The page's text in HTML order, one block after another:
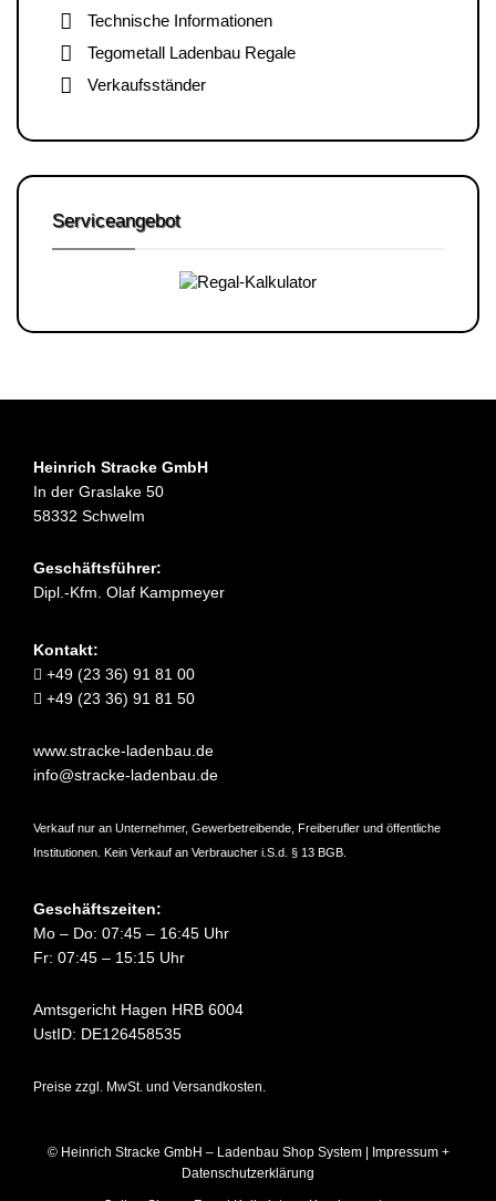
Technische Informationen
Tegometall Ladenbau Regale
Verkaufsständer
Serviceangebot
Heinrich Stracke GmbH
In der Graslake 50
58332 Schwelm
Geschäftsführer:
Dipl.-Kfm. Olaf Kampmeyer
Kontakt:
+49 (23 36) 91 81 00
+49 (23 36) 91 81 50
www.stracke-ladenbau.de
info@stracke-ladenbau.de
Verkauf nur an Unternehmer, Gewerbetreibende, Freiberufler und öffentliche
Institutionen. Kein Verkauf an Verbraucher i.S.d. § 13 BGB.
Geschäftszeiten:
Mo – Do: 07:45 – 16:45 Uhr
Fr: 07:45 – 15:15 Uhr
Amtsgericht Hagen HRB 6004
UstID: DE126458535
Preise zzgl. MwSt. und Versandkosten.
© Heinrich Stracke GmbH – Ladenbau Shop System | Impressum +
Datenschutzerklärung